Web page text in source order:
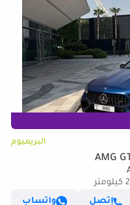
البريميوم
إتصل
واتساب